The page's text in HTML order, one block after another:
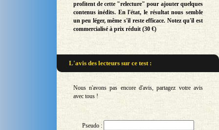
profitent de cette "relecture" pour ajouter quelques
contenus inédits. En l'état, le résultat nous semble
un peu léger, même s'il reste efficace. Notez qu'il est
commercialisé à prix réduit (30 €)
L'avis des lecteurs surce test :
Nous n'avons pas encore d'avis, partagez votre avis
avec tous !
Pseudo :